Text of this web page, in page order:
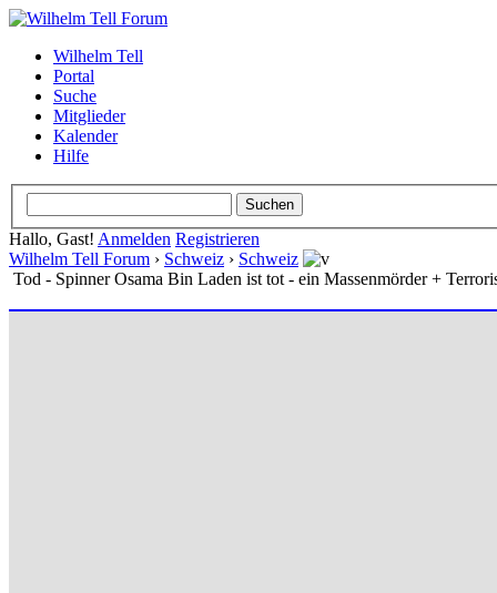
Wilhelm Tell
Portal
Suche
Mitglieder
Kalender
Hilfe
Hallo, Gast! Anmelden Registrieren
Wilhelm Tell Forum › Schweiz › Schweiz
Tod - Spinner Osama Bin Laden ist tot - ein Massenmörder +